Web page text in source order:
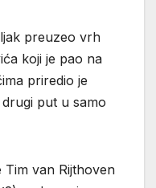
preuzeo vrh
koji je pao na
priredio je
put u samo
Tim van Rijthoven